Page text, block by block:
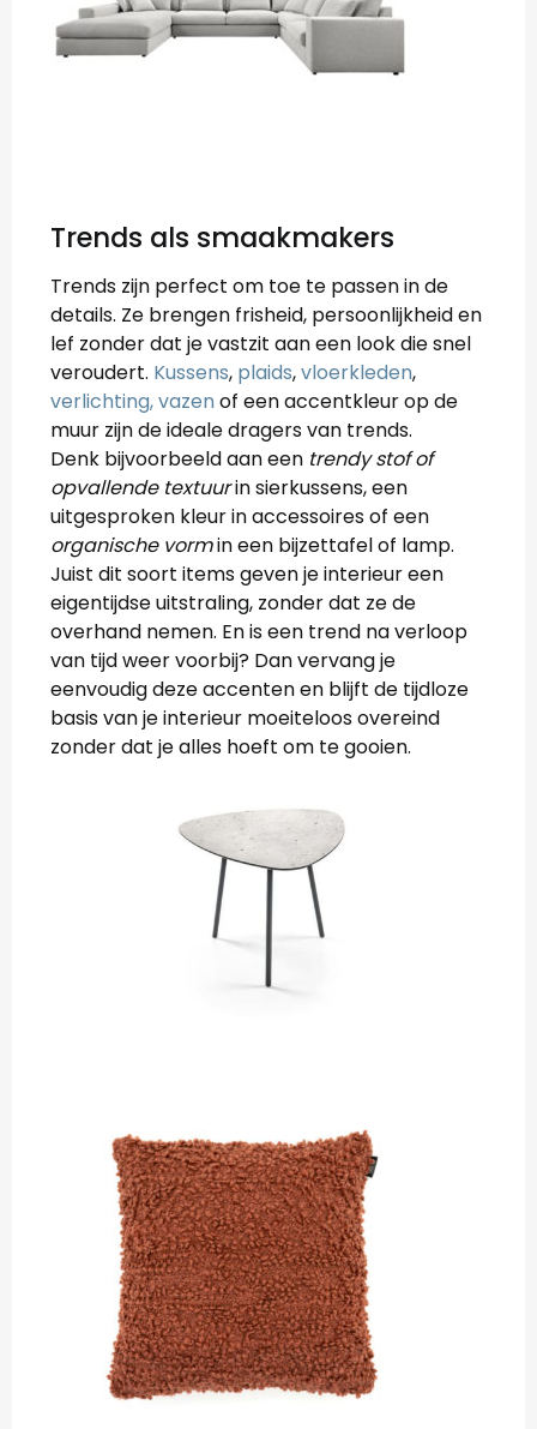
Trends als smaakmakers
Trends zijn perfect om toe te passen in de
details. Ze brengen frisheid, persoonlijkheid en
lef zonder dat je vastzit aan een look die snel
veroudert. Kussens, plaids,vloerkleden,
verlichting,vazen of een accentkleur op de
muur zijn de ideale dragers van trends.
Denk bijvoorbeeld aan een trendy stof of
opvallende textuurin sierkussens, een
uitgesproken kleur in accessoires of een
organische vormin een bijzettafel of lamp.
Juist dit soort items geven je interieur een
eigentijdse uitstraling, zonder dat ze de
overhand nemen. En is een trend na verloop
van tijd weer voorbij? Dan vervang je
eenvoudig deze accenten en blijft de tijdloze
basis van je interieur moeiteloos overeind
zonder dat je alles hoeft om te gooien.